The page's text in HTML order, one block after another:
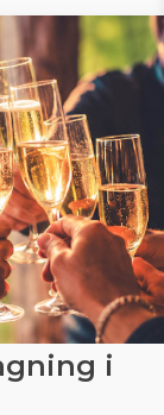
i